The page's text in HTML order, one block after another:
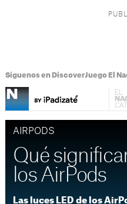
Síguenos en DiscoverJuego El
AIRPODS
Qué
los AirPods
Las luces LED de los